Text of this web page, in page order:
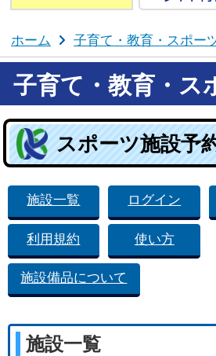
ホーム 子育て・教育・スポー
子育て・教育・ス
スポーツ施設予
施設一覧 ログイン
利用規約 使い方
施設備品について
施設一覧